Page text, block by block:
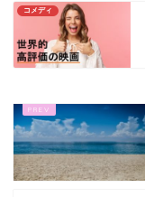
コメディ